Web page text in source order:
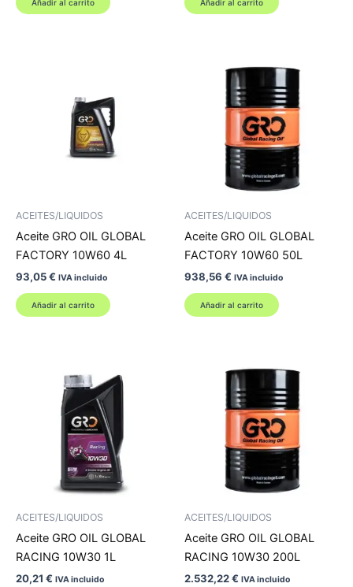
Añadir al carrito Añadir al carrito
ACEITES/LIQUIDOS
Aceite GRO OIL GLOBAL
FACTORY 10W60 4L
93,05€ IVA incluido
Añadir al carrito
ACEITES/LIQUIDOS
Aceite GRO OIL GLOBAL
FACTORY 10W60 50L
938,56 € IVA incluido
Añadir al carrito
ACEITES/LIQUIDOS
Aceite GRO OIL GLOBAL
RACING 10W30 1L
20,21 € IVA incluido
ACEITES/LIQUIDOS
Aceite GRO OIL GLOBAL
RACING 10W30 200L
2.532,22€ IVA incluido